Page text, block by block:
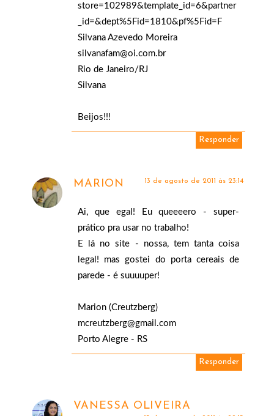
store=102989&template_id=6&partner
_id=&dept%5Fid=1810&pf%5Fid=F
Silvana Azevedo Moreira
silvanafam@oi.com.br
Rio de Janeiro/RJ
Silvana
Beijos!!!
Responder
MARION 13 de agosto de 2011 às 23:14
Ai, que egal! Eu queeeero - super-
prático pra usar no trabalho!
E lá no site - nossa, tem tanta coisa
legal! mas gostei do porta cereais de
parede - é suuuuper!
Marion (Creutzberg)
mcreutzberg@gmail.com
Porto Alegre - RS
Responder
VANESSA OLIVEIRA